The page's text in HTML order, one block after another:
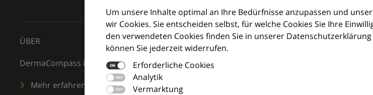
Um unsere Inhalte optimal an Ihre Bedürfnisse anzupassen und
wir Cookies. Sie entscheiden selbst, für welche Cookies Sie Ihre
den verwendeten Cookies finden Sie in unserer
können Sie jederzeit widerrufen.
Erforderliche Cookies
Analytik
Vermarktung
ÜBER
DermaCompass ist Ihr digitaler Kompass für die Dermatologie – mit Wissen, Bildern und
Mehr erfahren